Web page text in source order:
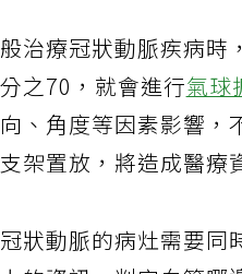
治療冠狀動脈疾病
之70，就會進行氣球
、角度等因素影響
架置放，將造成醫療
狀動脈的病灶需要